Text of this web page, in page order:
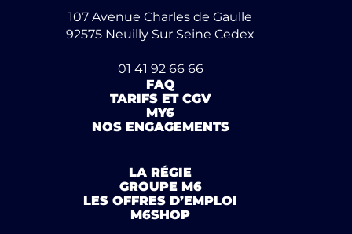
107 Avenue Charles de Gaulle
92575 Neuilly Sur Seine Cedex
01 41 92 66 66
FAQ
TARIFS ET CGV
MY6
NOS ENGAGEMENTS
LA RÉGIE
GROUPE M6
LES OFFRES D’EMPLOI
M6SHOP